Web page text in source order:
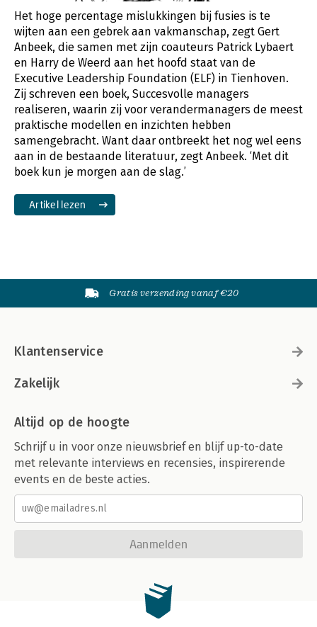
Het hoge percentage mislukkingen bij fusies is te
wijten aan een gebrek aan vakmanschap, zegt Gert
Anbeek, die samen met zijn coauteurs Patrick Lybaert
en Harry de Weerd aan het hoofd staat van de
Executive Leadership Foundation (ELF) in Tienhoven.
Zij schreven een boek, Succesvolle managers
realiseren, waarin zij voor verandermanagers de meest
praktische modellen en inzichten hebben
samengebracht. Want daar ontbreekt het nog wel eens
aan in de bestaande literatuur, zegt Anbeek. ‘Met dit
boek kun je morgen aan de slag.’
Artikel lezen
Gratis verzending vanaf €20
Klantenservice
Zakelijk
Altijd op de hoogte
Schrijf u in voor onze nieuwsbrief en blijf up-to-date
met relevante interviews en recensies, inspirerende
events en de beste acties.
Aanmelden